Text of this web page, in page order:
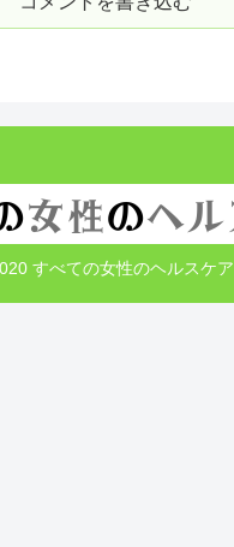
すべての女性のヘルスケア.